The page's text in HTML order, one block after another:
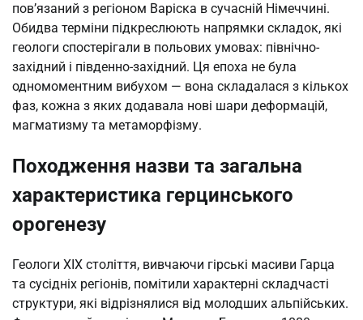
пов’язаний з регіоном Варіска в сучасній Німеччині.
Обидва терміни підкреслюють напрямки складок, які
геологи спостерігали в польових умовах: північно-
західний і південно-західний. Ця епоха не була
одномоментним вибухом — вона складалася з кількох
фаз, кожна з яких додавала нові шари деформацій,
магматизму та метаморфізму.
Походження назви та загальна
характеристика герцинського
орогенезу
Геологи XIX століття, вивчаючи гірські масиви Гарца
та сусідніх регіонів, помітили характерні складчасті
структури, які відрізнялися від молодших альпійських.